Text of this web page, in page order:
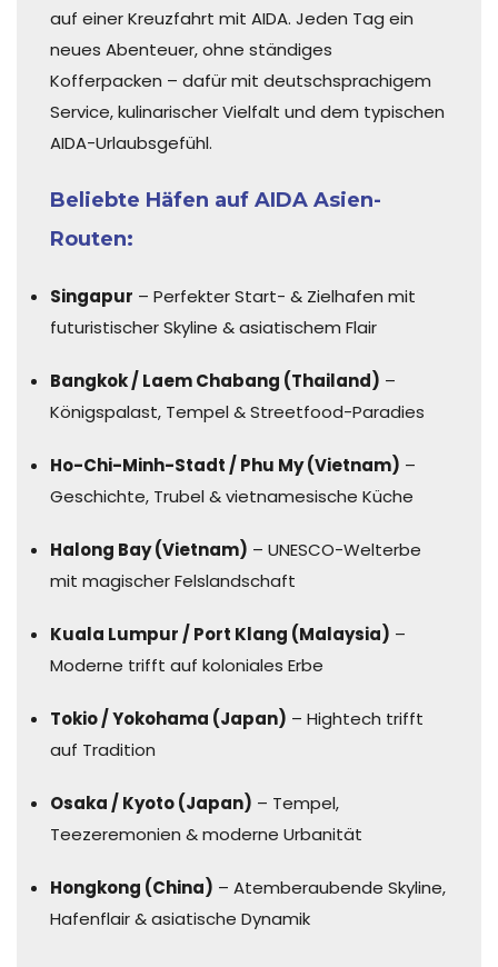
auf einer Kreuzfahrt mit AIDA. Jeden Tag ein
neues Abenteuer, ohne ständiges
Kofferpacken – dafür mit deutschsprachigem
Service, kulinarischer Vielfalt und dem typischen
AIDA-Urlaubsgefühl.
Beliebte Häfen auf AIDA Asien-
Routen:
Singapur – Perfekter Start- & Zielhafen mit
futuristischer Skyline & asiatischem Flair
Bangkok / Laem Chabang (Thailand) –
Königspalast, Tempel & Streetfood-Paradies
Ho-Chi-Minh-Stadt / Phu My (Vietnam) –
Geschichte, Trubel & vietnamesische Küche
Halong Bay (Vietnam) – UNESCO-Welterbe
mit magischer Felslandschaft
Kuala Lumpur / Port Klang (Malaysia) –
Moderne trifft auf koloniales Erbe
Tokio / Yokohama (Japan) – Hightech trifft
auf Tradition
Osaka / Kyoto (Japan) – Tempel,
Teezeremonien & moderne Urbanität
Hongkong (China) – Atemberaubende Skyline,
Hafenflair & asiatische Dynamik